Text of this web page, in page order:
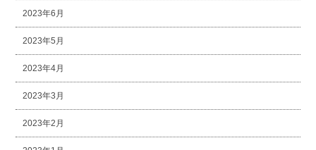
2023年6月
2023年5月
2023年4月
2023年3月
2023年2月